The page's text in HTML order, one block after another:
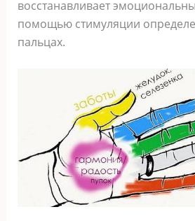
восстанавливает
помощью стимуляции
пальцах.